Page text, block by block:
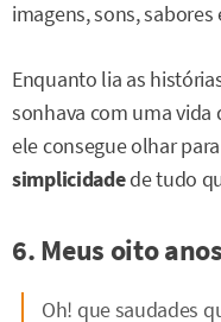
imagens, sons, sabores
Enquanto lia as
sonhava com uma vida
ele consegue olhar
simplicidadede tudo
6. Meus oito
Oh! que saudades